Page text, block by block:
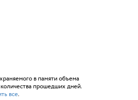
в памяти объема
прошедших дней.
все.